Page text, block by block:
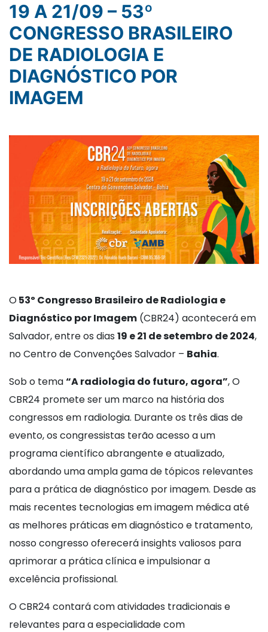
19 A 21/09 – 53º
CONGRESSO BRASILEIRO
DE RADIOLOGIA E
DIAGNÓSTICO POR
IMAGEM
O53º Congresso Brasileiro de Radiologia e
Diagnóstico por Imagem (CBR24) acontecerá em
Salvador, entre os dias 19 e 21 de setembro de 2024,
no Centro de Convenções Salvador – Bahia.
Sob o tema“A radiologia do futuro, agora”, O
CBR24 promete ser um marco na história dos
congressos em radiologia. Durante os três dias de
evento, os congressistas terão acesso a um
programa científico abrangente e atualizado,
abordando uma ampla gama de tópicos relevantes
para a prática de diagnóstico por imagem. Desde as
mais recentes tecnologias em imagem médica até
as melhores práticas em diagnóstico e tratamento,
nosso congresso oferecerá insights valiosos para
aprimorar a prática clínica e impulsionar a
excelência profissional.
O CBR24 contará com atividades tradicionais e
relevantes para a especialidade com